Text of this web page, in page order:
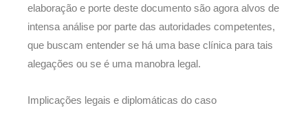
elaboração e porte deste documento são agora alvos de
intensa análise por parte das autoridades competentes,
que buscam entender se há uma base clínica para tais
alegações ou se é uma manobra legal.
Implicações legais e diplomáticas do caso